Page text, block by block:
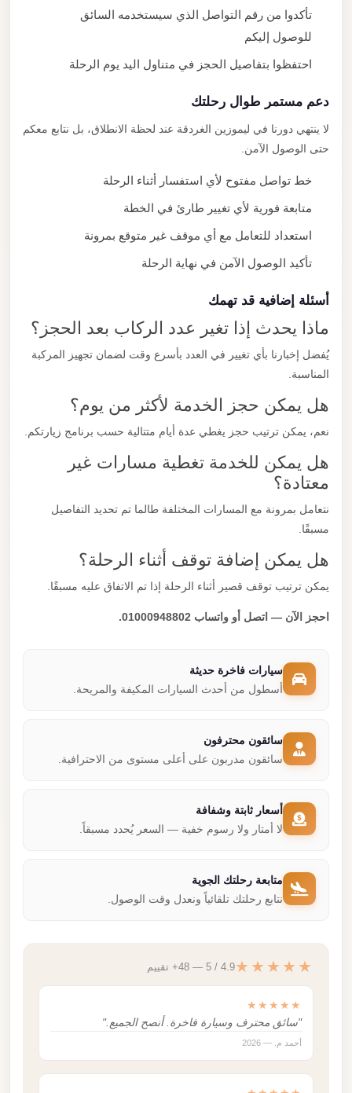
تأكدوا من رقم التواصل الذي سيستخدمه السائق
للوصول إليكم
احتفظوا بتفاصيل الحجز في متناول اليد يوم الرحلة
دعم مستمر طوال رحلتك
لا ينتهي دورنا في ليموزين الغردقة عند لحظة الانطلاق، بل نتابع معكم
حتى الوصول الآمن.
خط تواصل مفتوح لأي استفسار أثناء الرحلة
متابعة فورية لأي تغيير طارئ في الخطة
استعداد للتعامل مع أي موقف غير متوقع بمرونة
تأكيد الوصول الآمن في نهاية الرحلة
أسئلة إضافية قد تهمك
ماذا يحدث إذا تغير عدد الركاب بعد الحجز؟
يُفضل إخبارنا بأي تغيير في العدد بأسرع وقت لضمان تجهيز المركبة
المناسبة.
هل يمكن حجز الخدمة لأكثر من يوم؟
نعم، يمكن ترتيب حجز يغطي عدة أيام متتالية حسب برنامج زيارتكم.
هل يمكن للخدمة تغطية مسارات غير
معتادة؟
نتعامل بمرونة مع المسارات المختلفة طالما تم تحديد التفاصيل
مسبقًا.
هل يمكن إضافة توقف أثناء الرحلة؟
يمكن ترتيب توقف قصير أثناء الرحلة إذا تم الاتفاق عليه مسبقًا.
احجز الآن — اتصل أو واتساب 01000948802.
سيارات فاخرة حديثة
أسطول من أحدث السيارات المكيفة والمريحة.
سائقون محترفون
سائقون مدربون على أعلى مستوى من الاحترافية.
أسعار ثابتة وشفافة
لا أمتار ولا رسوم خفية — السعر يُحدد مسبقاً.
متابعة رحلتك الجوية
نتابع رحلتك تلقائياً ونعدل وقت الوصول.
★★★★★4.9 / 5 — 48+ تقييم
★★★★★
"سائق محترف وسيارة فاخرة. أنصح الجميع."
أحمد م. — 2026